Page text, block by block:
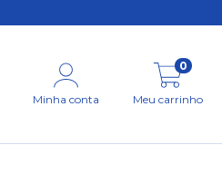
Minha conta Meu carrinho
0